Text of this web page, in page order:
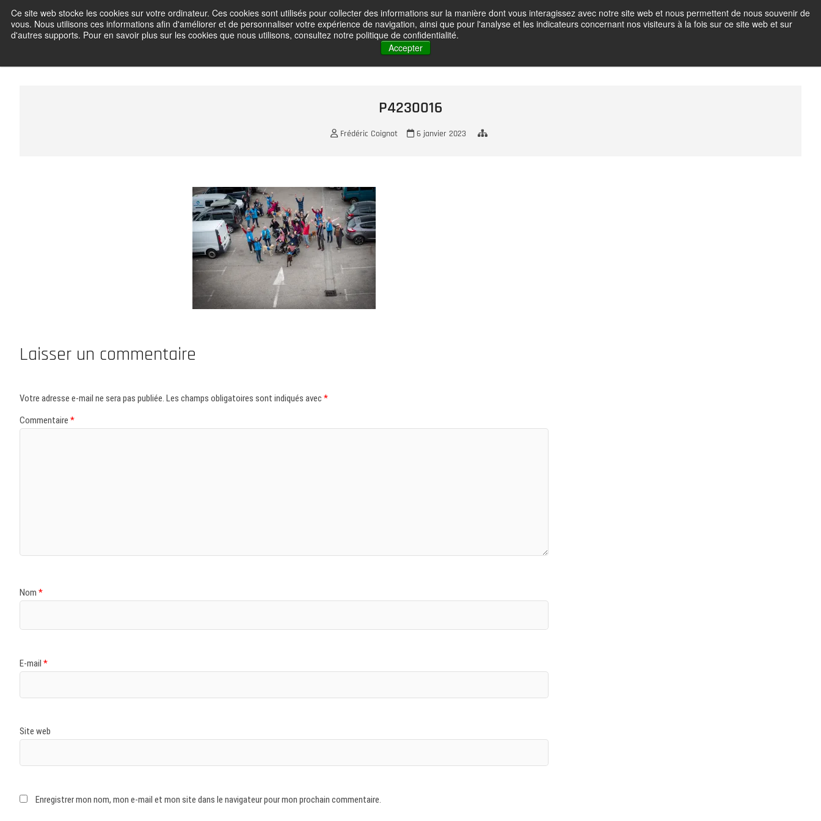
Ce site web stocke les cookies sur votre ordinateur. Ces cookies sont utilisés pour collecter des informations sur la manière dont vous interagissez avec notre site web et nous permettent de nous souvenir de
vous. Nous utilisons ces informations afin d'améliorer et de personnaliser votre expérience de navigation, ainsi que pour l'analyse et les indicateurs concernant nos visiteurs à la fois sur ce site web et sur
d'autres supports. Pour en savoir plus sur les cookies que nous utilisons, consultez notre politique de confidentialité.
Accepter
content
Frédéric Coignot – Photographe
HOME GALLERY ABOUT ME CONTACT VOYAGES PHOTO EN IMMERSION
M
P4230016
Frédéric Coignot 6 janvier 2023
Laisser un commentaire
Votre adresse e-mail ne sera pas publiée. Les champs obligatoires sont indiqués avec *
Commentaire *
Nom *
E-mail *
Site web
Enregistrer mon nom, mon e-mail et mon site dans le navigateur pour mon prochain commentaire.